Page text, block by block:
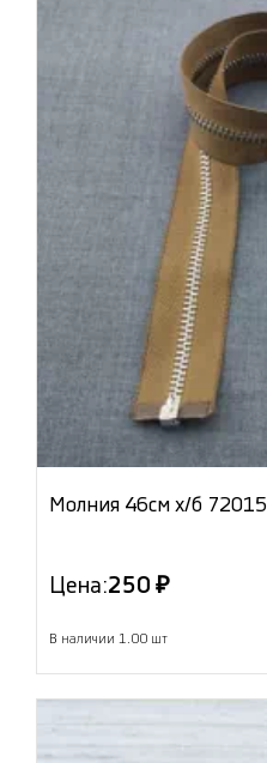
Молния 46см х/б 72015
Цена:250 ₽
В наличии 1.00 шт